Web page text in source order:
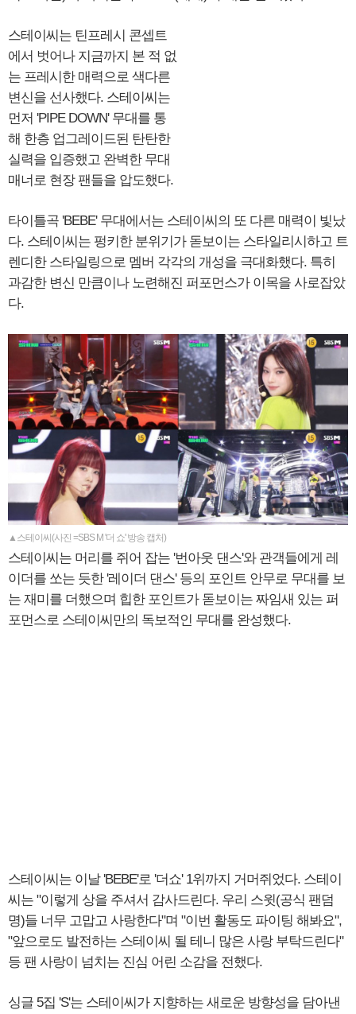
스테이씨는 틴프레시 콘셉트
에서 벗어나 지금까지 본 적 없
는 프레시한 매력으로 색다른
변신을 선사했다. 스테이씨는
먼저 'PIPE DOWN' 무대를 통
해 한층 업그레이드된 탄탄한
실력을 입증했고 완벽한 무대
매너로 현장 팬들을 압도했다.
타이틀곡 'BEBE' 무대에서는 스테이씨의 또 다른 매력이 빛났
다. 스테이씨는 펑키한 분위기가 돋보이는 스타일리시하고 트
렌디한 스타일링으로 멤버 각각의 개성을 극대화했다. 특히
과감한 변신 만큼이나 노련해진 퍼포먼스가 이목을 사로잡았
다.
▲스테이씨(사진 =SBS M '더 쇼' 방송 캡처)
스테이씨는 머리를 쥐어 잡는 '번아웃 댄스'와 관객들에게 레
이더를 쏘는 듯한 '레이더 댄스' 등의 포인트 안무로 무대를 보
는 재미를 더했으며 힙한 포인트가 돋보이는 짜임새 있는 퍼
포먼스로 스테이씨만의 독보적인 무대를 완성했다.
스테이씨는 이날 'BEBE'로 '더쇼' 1위까지 거머쥐었다. 스테이
씨는 "이렇게 상을 주셔서 감사드린다. 우리 스윗(공식 팬덤
명)들 너무 고맙고 사랑한다"며 "이번 활동도 파이팅 해봐요",
"앞으로도 발전하는 스테이씨 될 테니 많은 사랑 부탁드린다"
등 팬 사랑이 넘치는 진심 어린 소감을 전했다.
싱글 5집 'S'는 스테이씨가 지향하는 새로운 방향성을 담아낸